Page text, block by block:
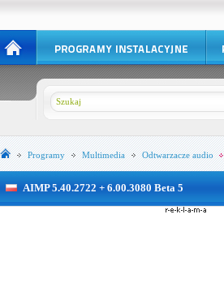
Programy Multimedia Odtwarzacze audio
AIMP 5.40.2722 + 6.00.3080 Beta 5